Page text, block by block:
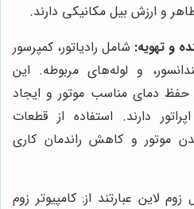
و ارزش بیل مکانیکی دارند.
و تهویه: شامل رادیاتور، کمپرسور
و لوله‌های مربوطه. این
دمای مناسب موتور و ایجاد
دارند. استفاده از قطعات
موتور و کاهش راندمان کاری
لاین عبارتند از: کامپیوتر زوم